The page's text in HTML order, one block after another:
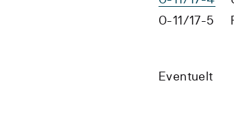
O-11/17-5
Eventuelt